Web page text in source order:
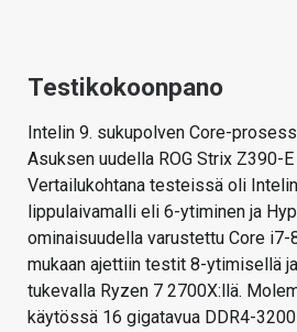
Testikokoonpano
Intelin 9. sukupolven Core-
Asuksen uudella ROG Strix Z390-
Vertailukohtana testeissä oli
lippulaivamalli eli 6-ytiminen ja
ominaisuudella varustettu Core i7-
mukaan ajettiin testit 8-ytimisellä
tukevalla Ryzen 7 2700X:llä.
käytössä 16 gigatavua DDR4-